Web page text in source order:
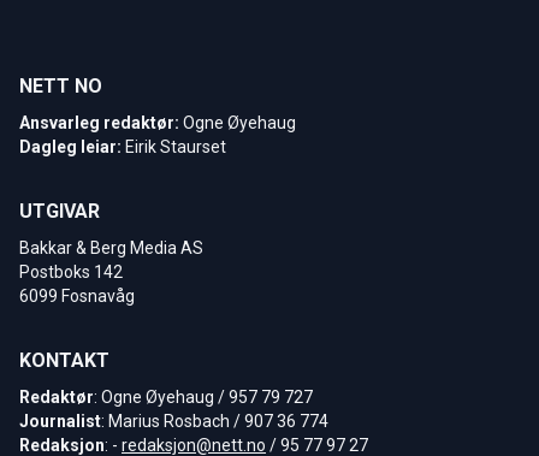
NETT NO
Ansvarleg redaktør: Ogne Øyehaug
Dagleg leiar: Eirik Staurset
UTGIVAR
Bakkar & Berg Media AS
Postboks 142
6099 Fosnavåg
KONTAKT
Redaktør: Ogne Øyehaug / 957 79 727
Journalist: Marius Rosbach / 907 36 774
Redaksjon: - redaksjon@nett.no / 95 77 97 27